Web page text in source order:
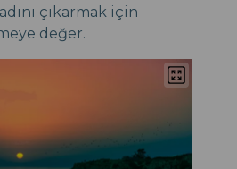
çıkarmak için
değer.